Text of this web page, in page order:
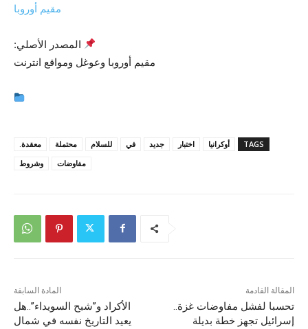
مقيم أوروبا
المصدر الأصلي:
مقيم أوروبا وعوغل ومواقع انترنت
TAGS أوكرانيا اختبار جديد في للسلام محتملة
معقدة.
مفاوضات
وشروط
المادة السابقة
الأكراد و”شبح السويداء”..هل
يعيد التاريخ نفسه في شمال
المقالة القادمة
تحسبا لفشل مفاوضات غزة..
إسرائيل تجهز خطة بديلة